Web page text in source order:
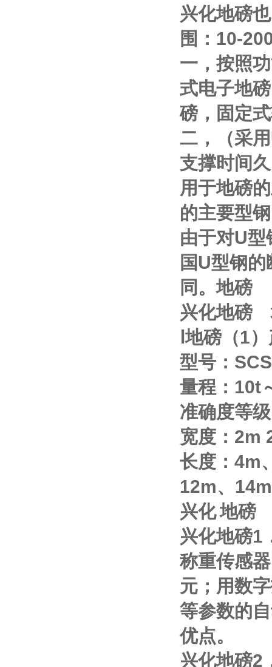
兴化地磅
围： 10-
一，按照
式电子地
磅，固定
二，（采用
支撑时间
用于地磅
的主要型
由于对U型
国U型钢的
同。地磅
兴化地磅
Ⅰ地磅（1
型号： SCS
量程： 10t
准确度等
宽度： 2m
长度： 4m
12m、 14m
兴化地磅
兴化地磅1
称重传感
元；用数
等参数的
优点。
兴化地磅2